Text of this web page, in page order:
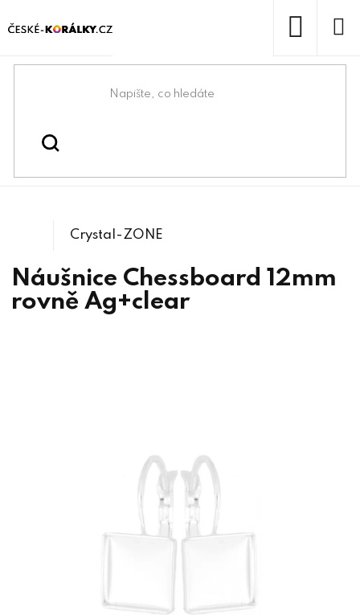
na
Domů
Swarovski® & lůžka
Crystals /
Náušnice Chessboard 12mm
rovně Ag+clear
Crystal-ZONE